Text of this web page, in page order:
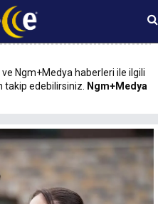
13:58
Ngm+Medya haberleri ile ilgili
takip edebilirsiniz.
Ngm+Medya